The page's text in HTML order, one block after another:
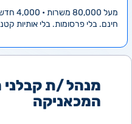
מעל 80,000 משרות • 4,000 חדשות ביום
חינם. בלי פרסומות. בלי אותיות
מנהל /ת
המכאניקה